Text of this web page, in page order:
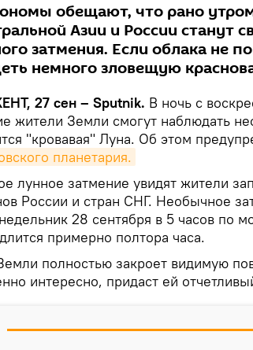
обещают, что рано
Азии и России станут
затмения. Если облака не
немного зловещую
27 сен – Sputnik. В ночь с
жители Земли смогут наблюдать
"кровавая" Луна. Об этом
планетария.
лунное затмение увидят жители
России и стран СНГ. Необычное
28 сентября в 5 часов по
примерно полтора часа.
полностью закроет видимую
интересно, придаст ей